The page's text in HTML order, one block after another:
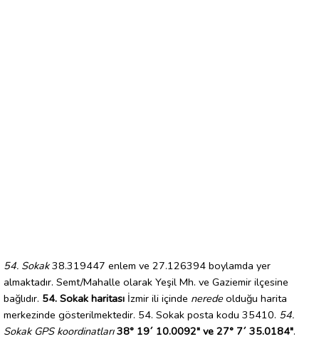
54. Sokak38.319447 enlem ve 27.126394 boylamda yer
almaktadır. Semt/Mahalle olarak Yeşil Mh. ve Gaziemir ilçesine
bağlıdır. 54. Sokak haritası İzmir ili içinde nerede olduğu harita
merkezinde gösterilmektedir. 54. Sokak posta kodu 35410. 54.
Sokak GPS koordinatları 38° 19´ 10.0092" ve 27° 7´ 35.0184".